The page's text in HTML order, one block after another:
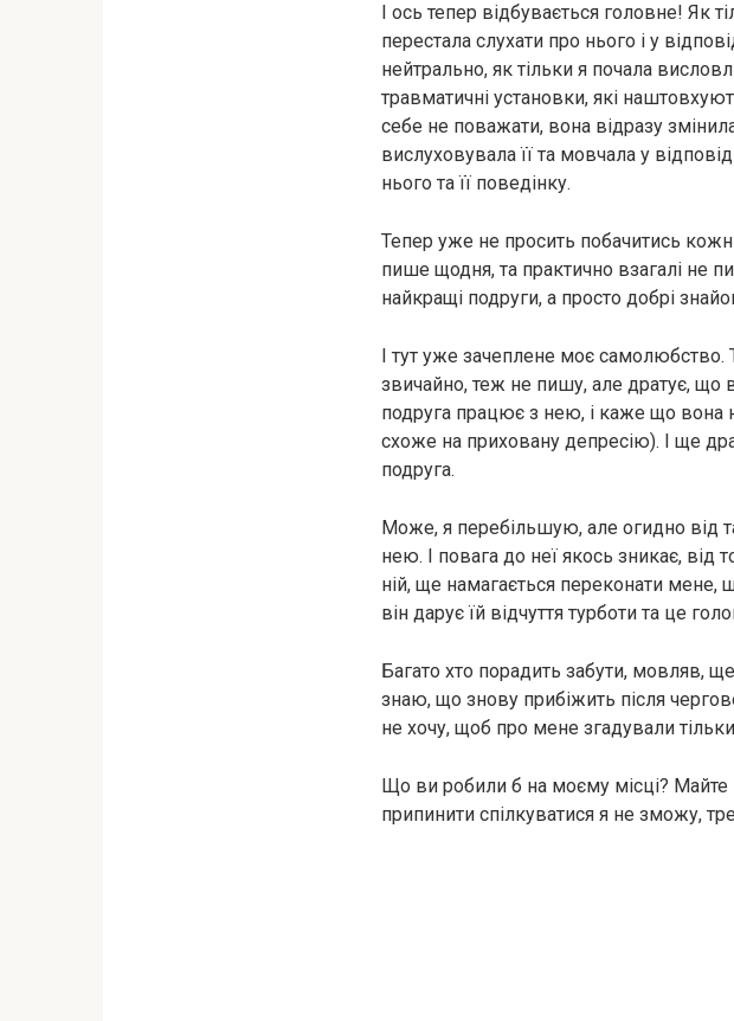
І ось тепер відбувається головне! Як
перестала слухати про нього і у
нейтрально, як тільки я почала
травматичні установки, які
себе не поважати, вона відразу
вислуховувала її та мовчала у
нього та її поведінку.
Тепер уже не просить побачитись
пише щодня, та практично взагалі не
найкращі подруги, а просто добрі
І тут уже зачеплене моє самолюбство.
звичайно, теж не пишу, але дратує,
подруга працює з нею, і каже що вона
схоже на приховану депресію). І ще
подруга.
Може, я перебільшую, але огидно від
нею. І повага до неї якось зникає, від
ній, ще намагається переконати мене,
він дарує їй відчуття турботи та це
Багато хто порадить забути, мовляв,
знаю, що знову прибіжить після
не хочу, щоб про мене згадували
Що ви робили б на моєму місці? Майте
припинити спілкуватися я не зможу,